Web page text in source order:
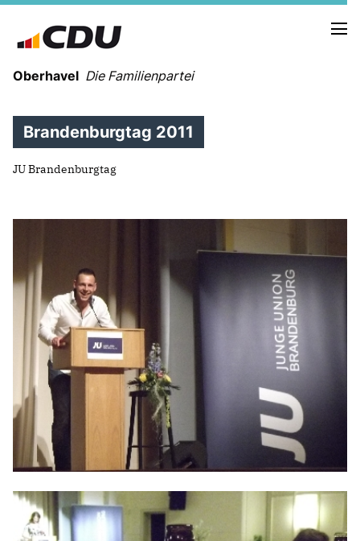
Oberhavel Die Familienpartei
ORTSVERBÄNDE
VEREINIGUNGEN
Kreistagsfraktion
Leitprogramm der CDU Oberhavel
BILDER
Mitmachen
BÜRGERANFRAGE
LINKS
Brandenburgtag 2011
JU Brandenburgtag